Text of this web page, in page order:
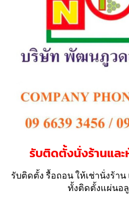
รับติดตั้งนั่งร้านแล
รับติดตั้ง รื้อถอน ให้เช่านั่งร้า
ทั้งติดตั้งแผ่นอ